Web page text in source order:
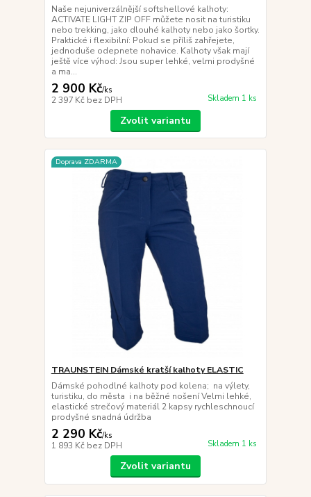
Naše nejuniverzálnější softshellové kalhoty:
ACTIVATE LIGHT ZIP OFF můžete nosit na turistiku
nebo trekking, jako dlouhé kalhoty nebo jako šortky.
Praktické i flexibilní: Pokud se příliš zahřejete,
jednoduše odepnete nohavice. Kalhoty však mají
ještě více výhod: Jsou super lehké, velmi prodyšné
a ma...
2 900 Kč/ks
2 397 Kč bez DPH Skladem 1 ks
Zvolit variantu
Doprava ZDARMA
TRAUNSTEIN Dámské kratší kalhoty ELASTIC
Dámské pohodlné kalhoty pod kolena; na výlety,
turistiku, do města i na běžné nošení Velmi lehké,
elastické strečový materiál 2 kapsy rychleschnoucí
prodyšné snadná údržba
2 290 Kč/ks
1 893 Kč bez DPH Skladem 1 ks
Zvolit variantu